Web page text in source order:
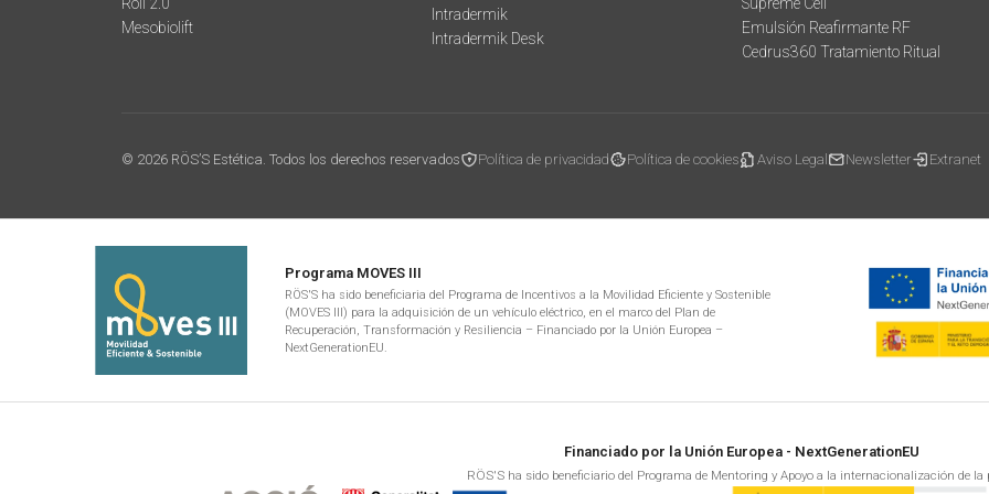
Mesobiolift
Intradermik
Intradermik Desk
Emulsión Reafirmante RF
Cedrus360 Tratamiento Ritual
© 2026 RÖS’S Estética. Todos los derechos reservados Política de privacidad Política de cookies Aviso Legal Newsletter Extranet
Programa MOVES III
RÖS'S ha sido beneficiaria del Programa de Incentivos a la Movilidad Eficiente y Sostenible
(MOVES III) para la adquisición de un vehículo eléctrico, en el marco del Plan de
Recuperación, Transformación y Resiliencia – Financiado por la Unión Europea –
NextGenerationEU.
Financiado por la Unión Europea - NextGenerationEU
RÖS'S ha sido beneficiario del Programa de Mentoring y Apoyo a la internacionalización de la